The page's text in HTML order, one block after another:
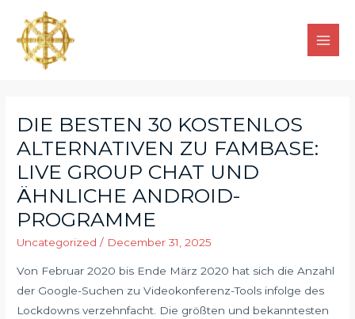
DIE BESTEN 30 KOSTENLOS
ALTERNATIVEN ZU FAMBASE:
LIVE GROUP CHAT UND
ÄHNLICHE ANDROID-
PROGRAMME
Uncategorized / December 31, 2025
Von Februar 2020 bis Ende März 2020 hat sich die Anzahl
der Google-Suchen zu Videokonferenz-Tools infolge des
Lockdowns verzehnfacht. Die größten und bekanntesten